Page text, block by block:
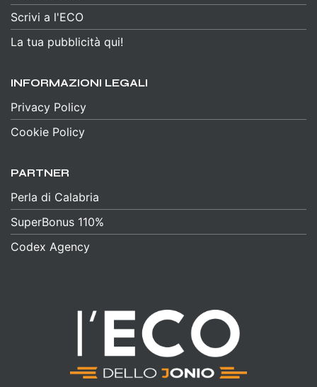
Scrivi a l'ECO
La tua pubblicità qui!
INFORMAZIONI LEGALI
Privacy Policy
Cookie Policy
PARTNER
Perla di Calabria
SuperBonus 110%
Codex Agency